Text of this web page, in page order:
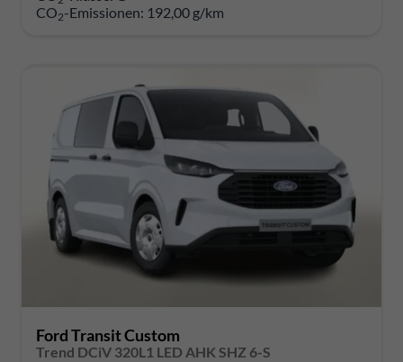
CO2-Emissionen: 192,00 g/km
Ford Transit Custom
Trend DCiV 320L1 LED AHK SHZ 6-S